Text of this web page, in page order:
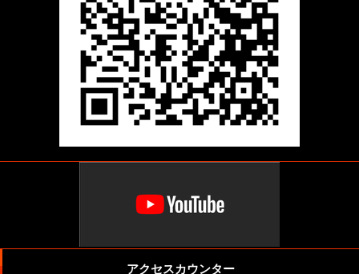
アクセスカウンター